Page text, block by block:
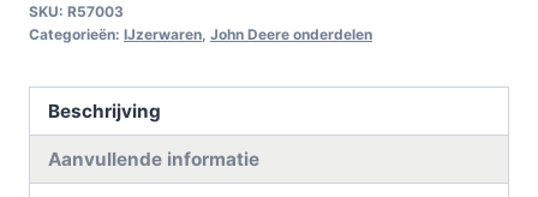
SKU: R57003
Categorieën: IJzerwaren John Deere onderdelen
Beschrijving
Aanvullende informatie